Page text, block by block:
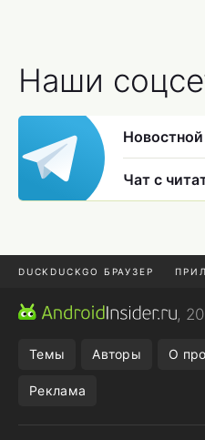
Наши
Новостной
Чат с
DUCKDUCKGO БРАУЗЕР
ПРИЛОЖЕНИЯ ANDROID
,
Темы Авторы О
Реклама